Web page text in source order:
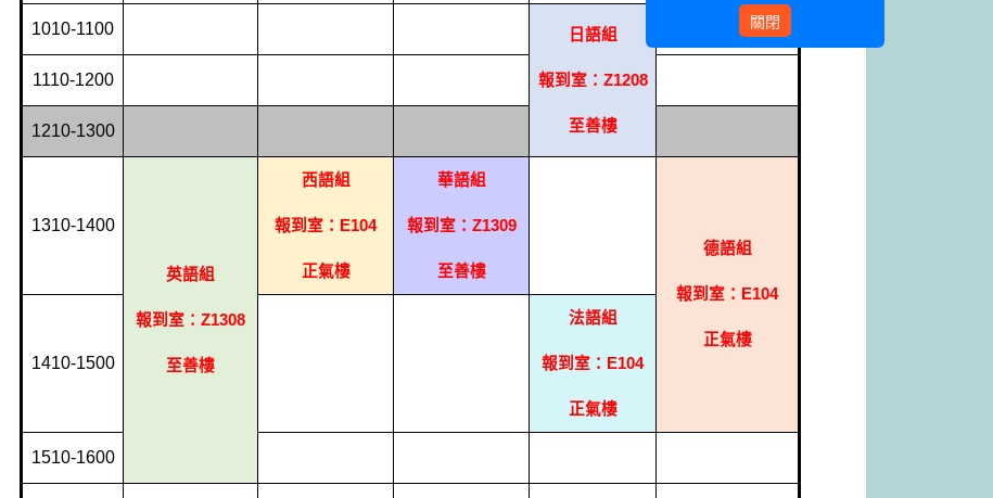
1010-1100 日語組
報到室： Z1208
至善樓
1110-1200
1210-1300
1310-1400
英語組
報到室： Z1308
至善樓
西語組
報到室： E104
正氣樓
華語組
報到室： Z1309
至善樓
德語組
報到室： E104
正氣樓
1410-1500
法語組
報到室： E104
正氣樓
1510-1600
關閉